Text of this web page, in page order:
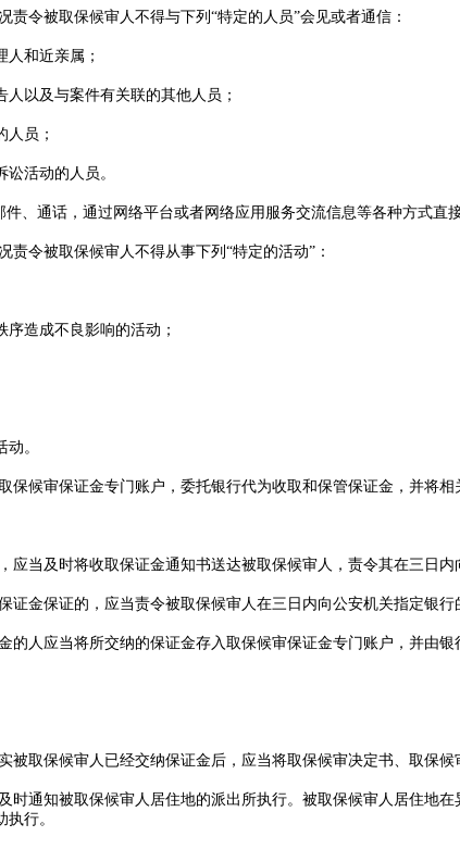
令被取保候审人不得与下列“特定的人员”会见或者通信：
人和近亲属；
人以及与案件有关联的其他人员；
人员；
讼活动的人员。
、通话，通过网络平台或者网络应用服务交流信息等各种方式直
令被取保候审人不得从事下列“特定的活动”：
序造成不良影响的活动；
。
保候审保证金专门账户，委托银行代为收取和保管保证金，并将相
应当及时将收取保证金通知书送达被取保候审人，责令其在三日内
证金保证的，应当责令被取保候审人在三日内向公安机关指定银行
的人应当将所交纳的保证金存入取保候审保证金专门账户，并由银
被取保候审人已经交纳保证金后，应当将取保候审决定书、取保候
时通知被取保候审人居住地的派出所执行。被取保候审人居住地
行。